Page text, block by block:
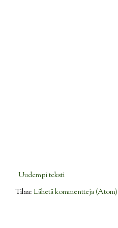
Uudempi teksti
Tilaa: Lähetä kommentteja (Atom)